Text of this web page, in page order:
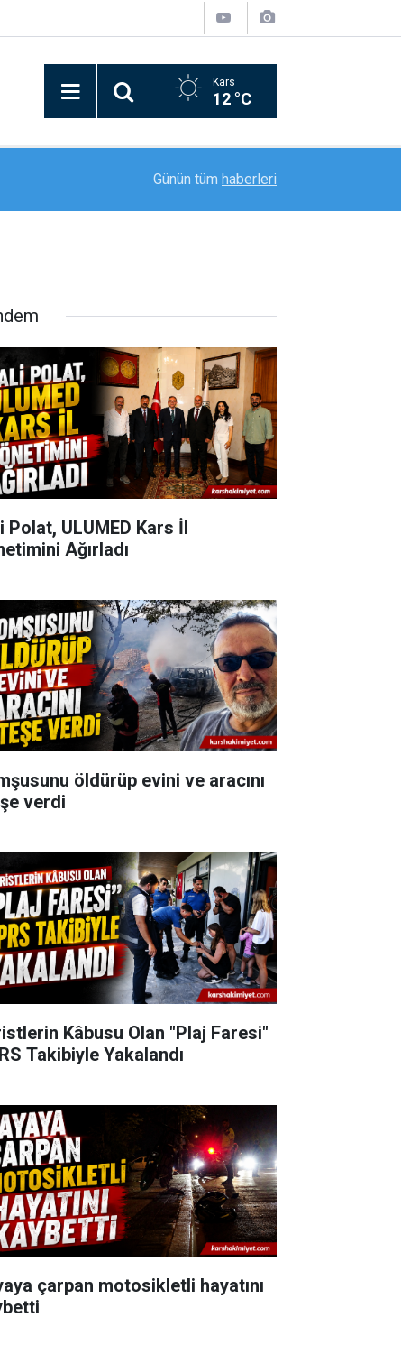
Kars
12 °C
Hakkari-İran sınırında 7 kilo 720 gram eroin
Günün tüm haberleri
Polat, ULUMED Kars İl
Ağırladı
öldürüp evini ve aracını
verdi
Kâbusu Olan "Plaj Faresi"
Takibiyle Yakalandı
çarpan motosikletli hayatını